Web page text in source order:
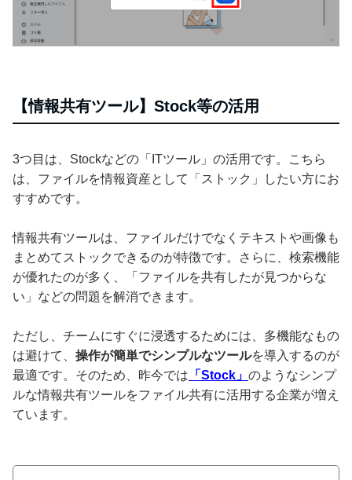
【情報共有ツール】Stock等の活用
3つ目は、Stockなどの「ITツール」の活用です。こちら
は、ファイルを情報資産として「ストック」したい方にお
すすめです。
情報共有ツールは、ファイルだけでなくテキストや画像も
まとめてストックできるのが特徴です。さらに、検索機能
が優れたのが多く、「ファイルを共有したが見つからな
い」などの問題を解消できます。
ただし、チームにすぐに浸透するためには、多機能なもの
は避けて、 操作が簡単でシンプルなツールを導入するのが
最適です。そのため、昨今では 「Stock」 のようなシンプ
ルな情報共有ツールをファイル共有に活用する企業が増え
ています。